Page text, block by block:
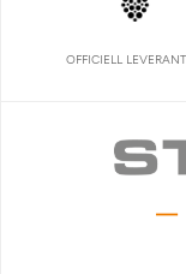
OFFICIELL